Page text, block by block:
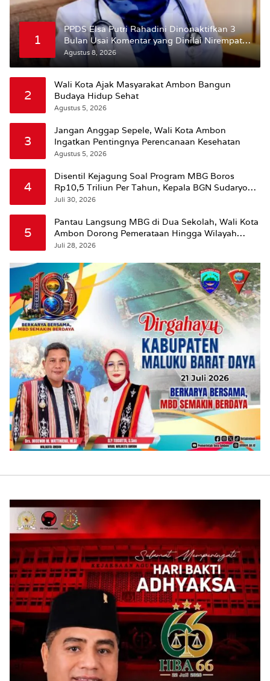
1
PPDS Elsa Putri Rahadini Dinonaktifkan 3
Bulan Usai Komentar yang Dinilai Nirempati
ke Pasien BPJS
Agustus 8, 2026
2
Wali Kota Ajak Masyarakat Ambon Bangun
Budaya Hidup Sehat
Agustus 5, 2026
3
Jangan Anggap Sepele, Wali Kota Ambon
Ingatkan Pentingnya Perencanaan Kesehatan
Agustus 5, 2026
4
Disentil Kejagung Soal Program MBG Boros
Rp10,5 Triliun Per Tahun, Kepala BGN Sudaryono
Beri Penjelasan
Juli 30, 2026
5
Pantau Langsung MBG di Dua Sekolah, Wali Kota
Ambon Dorong Pemerataan Hingga Wilayah
Leitimur Selatan
Juli 28, 2026